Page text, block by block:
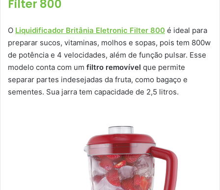
Filter 800
O Liquidificador Britânia Eletronic Filter 800 é ideal para
preparar sucos, vitaminas, molhos e sopas, pois tem 800w
de potência e 4 velocidades, além de função pulsar. Esse
modelo conta com um filtro removível que permite
separar partes indesejadas da fruta, como bagaço e
sementes. Sua jarra tem capacidade de 2,5 litros.